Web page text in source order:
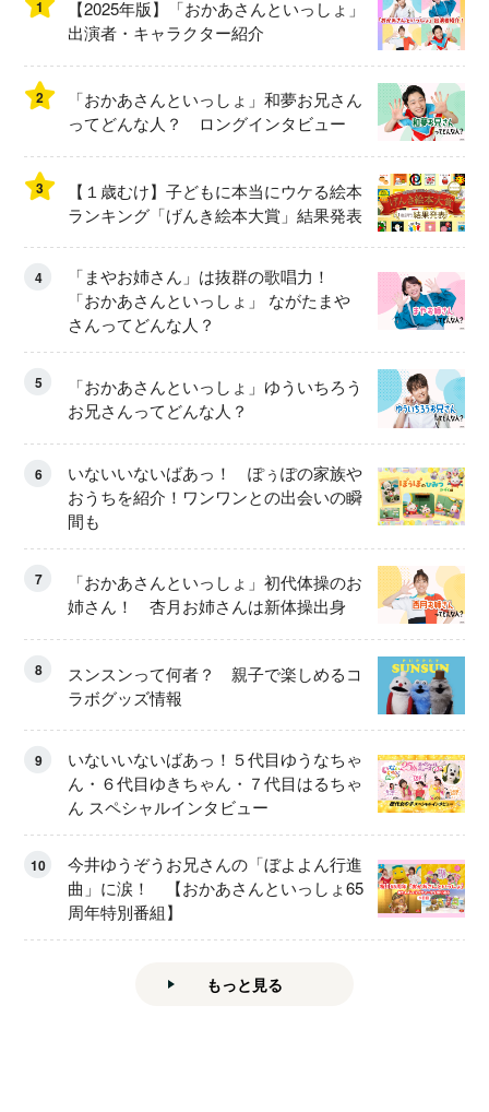
1
【2025年版】「おかあさんといっしょ」
出演者・キャラクター紹介
2
「おかあさんといっしょ」和夢お兄さん
ってどんな人？ ロングインタビュー
3
【１歳むけ】子どもに本当にウケる絵本
ランキング「げんき絵本大賞」結果発表
4
「まやお姉さん」は抜群の歌唱力！
「おかあさんといっしょ」 ながたまや
さんってどんな人？
5
「おかあさんといっしょ」ゆういちろう
お兄さんってどんな人？
6
いないいないばあっ！ ぽぅぽの家族や
おうちを紹介！ワンワンとの出会いの瞬
間も
7
「おかあさんといっしょ」初代体操のお
姉さん！ 杏月お姉さんは新体操出身
8
スンスンって何者？ 親子で楽しめるコ
ラボグッズ情報
9
いないいないばあっ！５代目ゆうなちゃ
ん・６代目ゆきちゃん・７代目はるちゃ
ん スペシャルインタビュー
10
今井ゆうぞうお兄さんの「ぼよよん行進
曲」に涙！ 【おかあさんといっしょ65
周年特別番組】
もっと見る